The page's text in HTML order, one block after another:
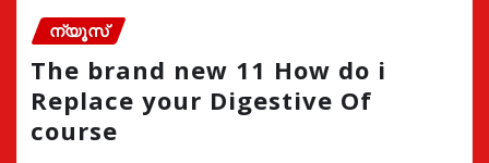
ന്യൂസ്
The brand new 11 How do i
Replace your Digestive Of
course